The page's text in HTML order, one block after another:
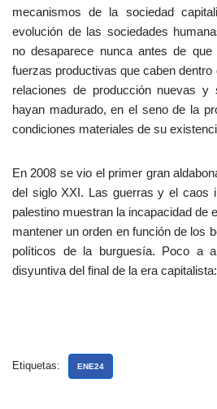
mecanismos de la sociedad
evolución de las sociedades
no desaparece nunca antes de
fuerzas productivas que caben
relaciones de producción nuevas y
hayan madurado, en el seno de la
condiciones materiales de su
En 2008 se vio el primer gran
del siglo XXI. Las guerras y el caos
palestino muestran la incapacidad de
mantener un orden en función de los
políticos de la burguesía. Poco a
disyuntiva del final de la era
Etiquetas: ENE24